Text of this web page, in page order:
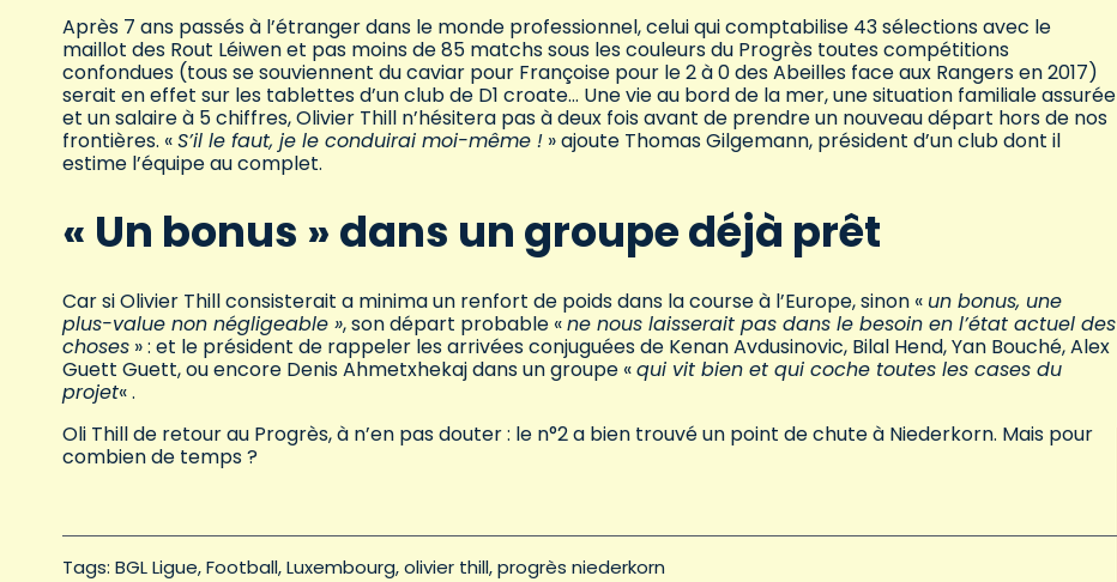
Après 7 ans passés à l’étranger dans le monde professionnel, celui qui comptabilise 43 sélections avec le
maillot des Rout Léiwen et pas moins de 85 matchs sous les couleurs du Progrès toutes compétitions
confondues (tous se souviennent du caviar pour Françoise pour le 2 à 0 des Abeilles face aux Rangers en 2017)
serait en effet sur les tablettes d’un club de D1 croate… Une vie au bord de la mer, une situation familiale assurée
et un salaire à 5 chiffres, Olivier Thill n’hésitera pas à deux fois avant de prendre un nouveau départ hors de nos
frontières. «S’il le faut, je le conduirai moi-même ! » ajoute Thomas Gilgemann, président d’un club dont il
estime l’équipe au complet.
« Un bonus » dans un groupe déjà prêt
Car si Olivier Thill consisterait a minima un renfort de poids dans la course à l’Europe, sinon « un bonus, une
plus-value non négligeable », son départ probable «ne nous laisserait pas dans le besoin en l’état actuel des
choses » : et le président de rappeler les arrivées conjuguées de Kenan Avdusinovic, Bilal Hend, Yan Bouché, Alex
Guett Guett, ou encore Denis Ahmetxhekaj dans un groupe «qui vit bien et qui coche toutes les cases du
projet« .
Oli Thill de retour au Progrès, à n’en pas douter : le n°2 a bien trouvé un point de chute à Niederkorn. Mais pour
combien de temps ?
Tags: BGL Ligue Football Luxembourg olivier thill progrès niederkorn